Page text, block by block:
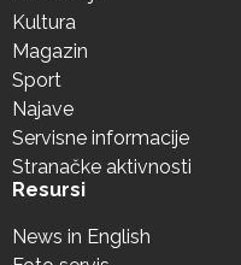
Kultura
Magazin
Sport
Najave
Servisne informacije
Stranačke aktivnosti
Resursi
News in English